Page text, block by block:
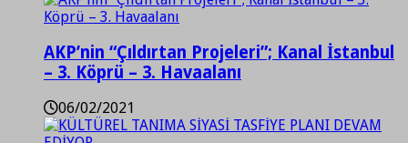
AKP’nin “Çıldırtan Projeleri”; Kanal İstanbul
– 3. Köprü – 3. Havaalanı
06/02/2021